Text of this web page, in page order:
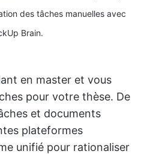
des tâches manuelles avec
Brain.
en master et vous
pour votre thèse. De
et documents
plateformes
unifié pour rationaliser